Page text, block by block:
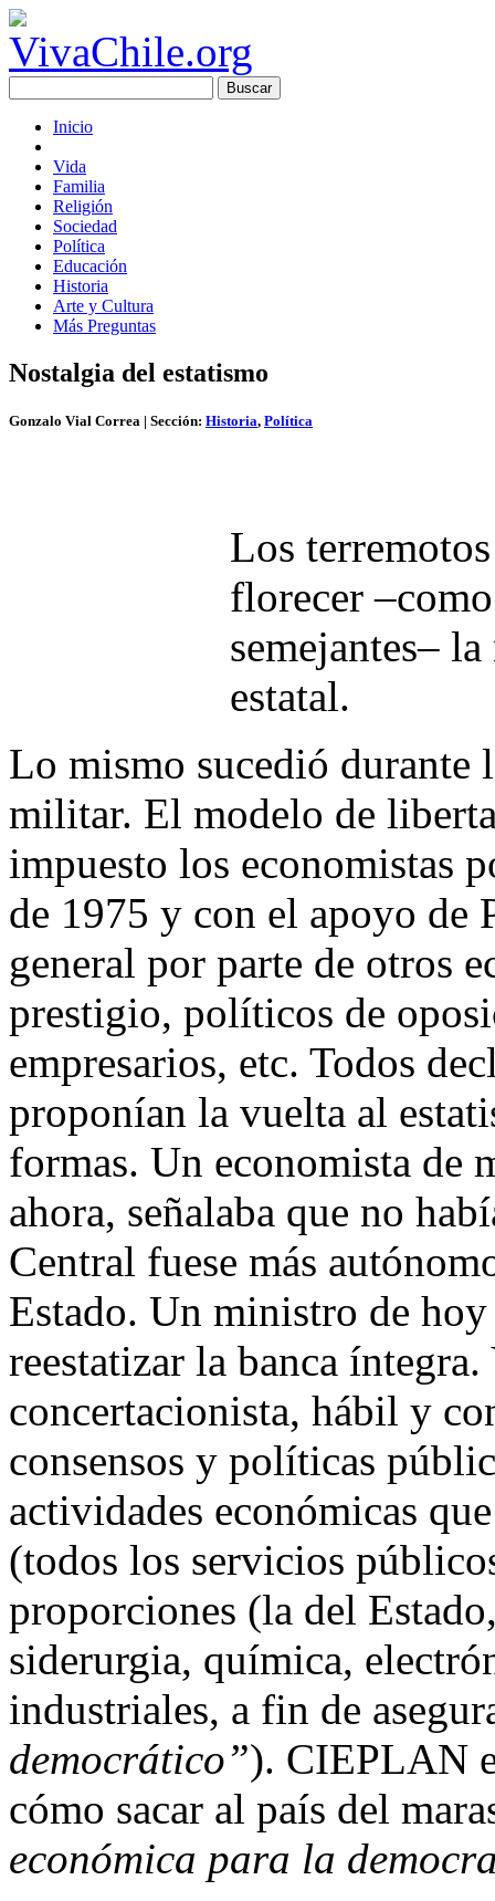
Inicio
Vida
Familia
Religión
Sociedad
Política
Educación
Historia
Arte y Cultura
Más Preguntas
Nostalgia del estatismo
Gonzalo Vial Correa | Sección: Historia, Política
Los
florecer
semejantes–
estatal.
Lo mismo sucedió durante
militar. El modelo de
impuesto los economistas
de 1975 y con el apoyo de
general por parte de otros
prestigio, políticos de
empresarios, etc. Todos
proponían la vuelta al
formas. Un economista de
ahora, señalaba que no
Central fuese más
Estado. Un ministro de
reestatizar la banca
concertacionista, hábil y
consensos y políticas
actividades económicas
(todos los servicios
proporciones (la del
siderurgia, química,
industriales, a fin de
democrático”). CIEPLAN
cómo sacar al país del
económica para la